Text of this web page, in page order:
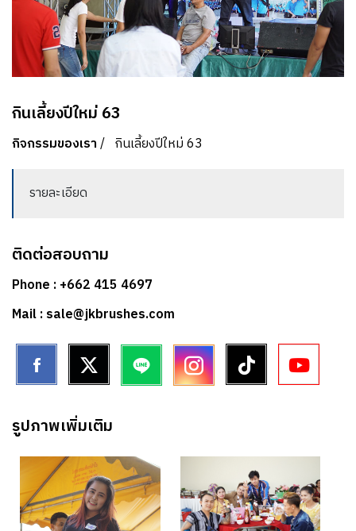
กินเลี้ยงปีใหม่ 63
กิจกรรมของเรา/ กินเลี้ยงปีใหม่ 63
รายละเอียด
ติดต่อสอบถาม
Phone : +662 415 4697
Mail : sale@jkbrushes.com
รูปภาพเพิ่มเติม